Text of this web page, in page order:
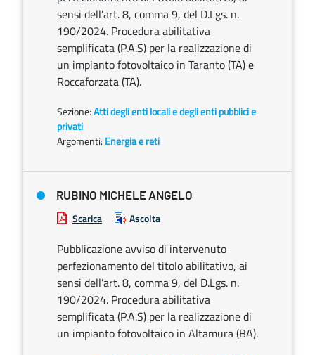
sensi dell’art. 8, comma 9, del D.Lgs. n.
190/2024. Procedura abilitativa
semplificata (P.A.S) per la realizzazione di
un impianto fotovoltaico in Taranto (TA) e
Roccaforzata (TA).
Sezione:Atti degli enti locali e degli enti pubblici e
privati
Argomenti: Energia e reti
RUBINO MICHELE ANGELO
Scarica Ascolta
Pubblicazione avviso di intervenuto
perfezionamento del titolo abilitativo, ai
sensi dell’art. 8, comma 9, del D.Lgs. n.
190/2024. Procedura abilitativa
semplificata (P.A.S) per la realizzazione di
un impianto fotovoltaico in Altamura (BA).